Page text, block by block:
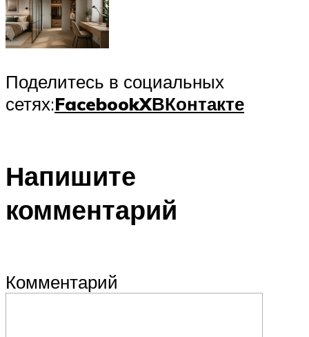
Поделитесь в социальных
сетях:FacebookXВКонтакте
Напишите
комментарий
Комментарий